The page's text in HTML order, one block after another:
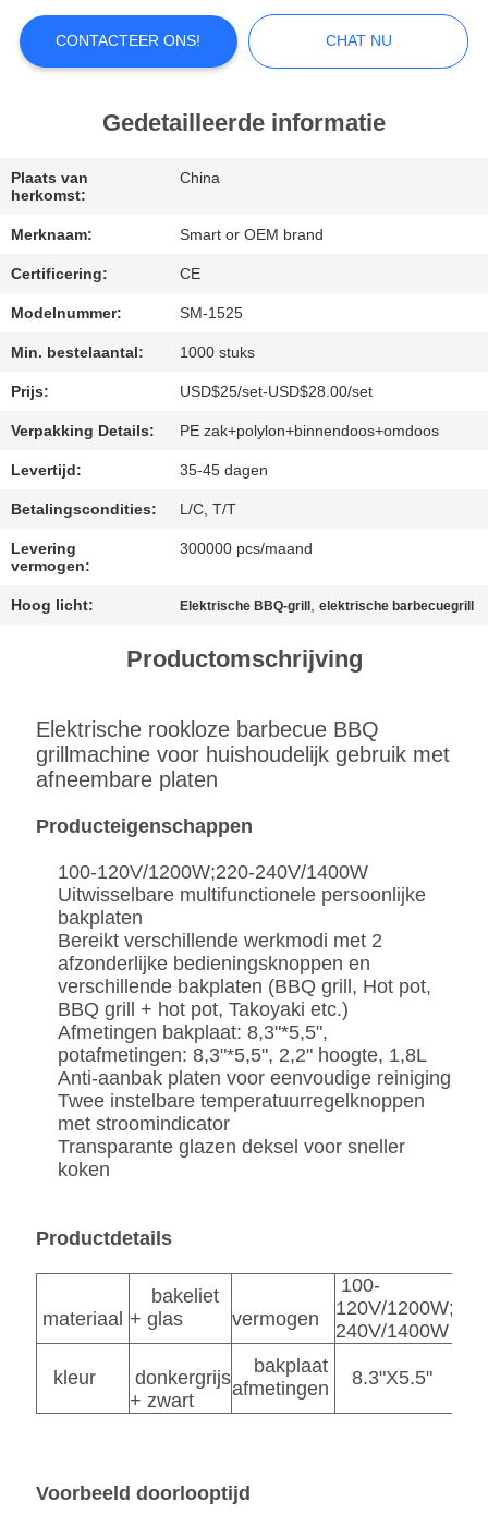
FABRIEKSREIS
KWALITEITSCONTROLE
CONTACTEER
NIEUWS
GEVALLEN
SITEMAP
PRIVACYBELEID
CONTACTEER ONS! CHAT NU
Gedetailleerde informatie
Plaats van
herkomst:
China
Merknaam: Smart or OEM brand
Certificering: CE
Modelnummer: SM-1525
Min. bestelaantal: 1000 stuks
Prijs: USD$25/set-USD$28.00/set
Verpakking Details: PE zak+polylon+binnendoos+omdoos
Levertijd: 35-45 dagen
Betalingscondities: L/C, T/T
Levering
vermogen:
300000 pcs/maand
Hoog licht: Elektrische BBQ-grill ,elektrische barbecuegrill
Productomschrijving
Elektrische rookloze barbecue BBQ
grillmachine voor huishoudelijk gebruik met
afneembare platen
Producteigenschappen
100-120V/1200W;220-240V/1400W
Uitwisselbare multifunctionele persoonlijke
bakplaten
Bereikt verschillende werkmodi met 2
afzonderlijke bedieningsknoppen en
verschillende bakplaten (BBQ grill, Hot pot,
BBQ grill + hot pot, Takoyaki etc.)
Afmetingen bakplaat: 8,3"*5,5",
potafmetingen: 8,3"*5,5", 2,2" hoogte, 1,8L
Anti-aanbak platen voor eenvoudige reiniging
Twee instelbare temperatuurregelknoppen
met stroomindicator
Transparante glazen deksel voor sneller
koken
Productdetails
materiaal
bakeliet
+ glas
vermogen
100-
120V/
240V/1400W
kleur
donkergrijs
+ zwart
bakplaat
afmetingen
8.3"X5.5"
Voorbeeld doorlooptijd